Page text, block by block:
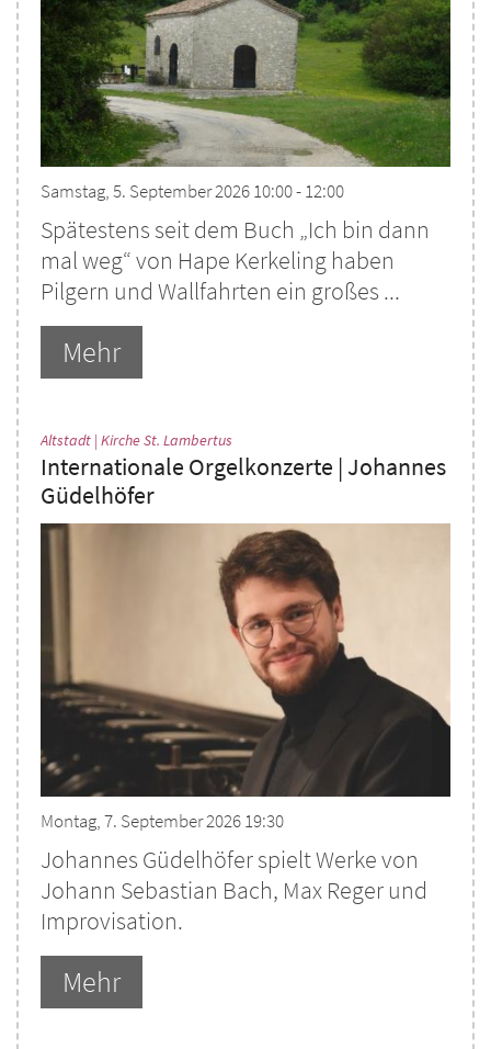
Samstag, 5. September 2026 10:00 - 12:00
Spätestens seit dem Buch „Ich bin dann
mal weg“ von Hape Kerkeling haben
Pilgern und Wallfahrten ein großes ...
Mehr
Altstadt | Kirche St. Lambertus
Internationale Orgelkonzerte | Johannes
Güdelhöfer
Montag, 7. September 2026 19:30
Johannes Güdelhöfer spielt Werke von
Johann Sebastian Bach, Max Reger und
Improvisation.
Mehr